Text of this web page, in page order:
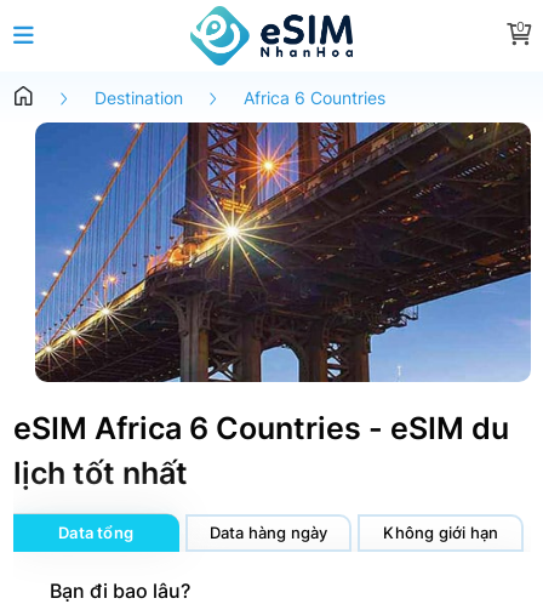
0
Destination Africa 6 Countries
eSIM Africa 6 Countries - eSIM du
lịch tốt nhất
Data tổng Data hàng ngày Không giới hạn
Bạn đi bao lâu?